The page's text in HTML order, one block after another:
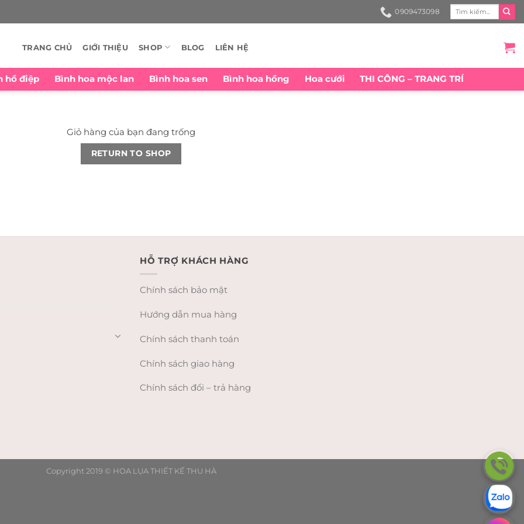
0909473098
for:
TRANG CHỦ GIỚI THIỆU SHOP BLOG LIÊN HỆ
hồ điệp Bình hoa mộc lan Bình hoa sen Bình hoa hồng Hoa cưới THI CÔNG – TRANG TRÍ
Giỏ hàng của bạn đang trống
RETURN TO SHOP
HỖ TRỢ KHÁCH HÀNG
Chính sách bảo mật
Hướng dẫn mua hàng
Chính sách thanh toán
Chính sách giao hàng
Chính sách đổi – trả hàng
Copyright 2019 © HOA LỤA THIẾT KẾ THU HÀ